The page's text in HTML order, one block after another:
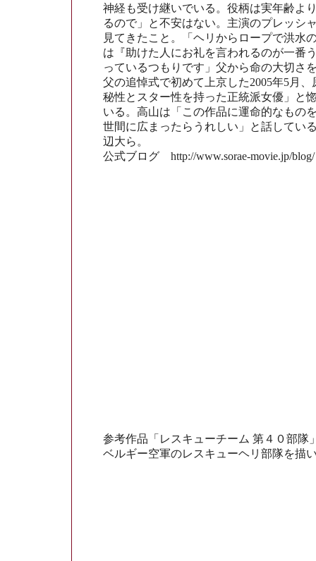
神経も受け継いでいる。役柄は実年齢よ
るので」と不安はない。主演のプレッシ
見てきたこと。「ヘリからロープで洪水
は『助けた人にお礼を言われるのが一番
っているつもりです」父から命の大切さ
父の追悼式で初めて上京した2005年5月
秘性とスター性を持った正統派女優」と
いる。高山は「この作品に運命的なもの
世間に広まったらうれしい」と話してい
辺大ら。
公式ブログ http://www.sorae-movie.jp/blog/
参考作品「レスキューチーム 第４０部隊
ベルギー空軍のレスキューヘリ部隊を描